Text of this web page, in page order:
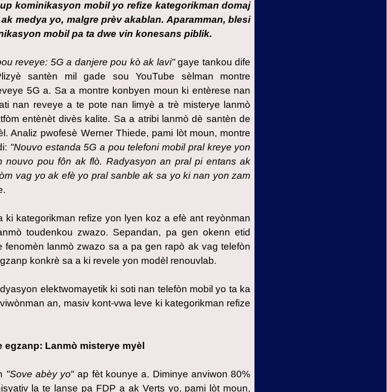
kominikasyon mobil yo refize kategorikman domaj
medya yo, malgre prèv akablan. Aparamman, blesi
mobil pa ta dwe vin konesans piblik.
reveye: 5G a danjere pou kò ak lavi"gaye tankou dife
santèn mil gade sou YouTube sèlman montre
5G a. Sa a montre konbyen moun ki entèrese nan
nan reveye a te pote nan limyè a trè misterye lanmò
entènèt divès kalite. Sa a atribi lanmò dè santèn de
Analiz pwofesè Werner Thiede, pami lòt moun, montre
"Nouvo estanda 5G a pou telefoni mobil pral kreye yon
nouvo pou fôn ak flò. Radyasyon an pral pi entans ak
vag yo ak efè yo pral sanble ak sa yo ki nan yon zam
ki kategorikman refize yon lyen koz a efè ant reyònman
toudenkou zwazo. Sepandan, pa gen okenn etid
lanmò zwazo sa a pa gen rapò ak vag telefòn
konkrè sa a ki revele yon modèl renouvlab.
elektwomayetik ki soti nan telefòn mobil yo ta ka
an, masiv kont-vwa leve ki kategorikman refize
egzanp: Lanmò misterye myèl
"Sove abèy yo" ap fèt kounye a. Diminye anviwon 80%
la te lanse pa FDP a ak Verts yo, pami lòt moun,